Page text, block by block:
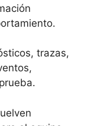
trazas,